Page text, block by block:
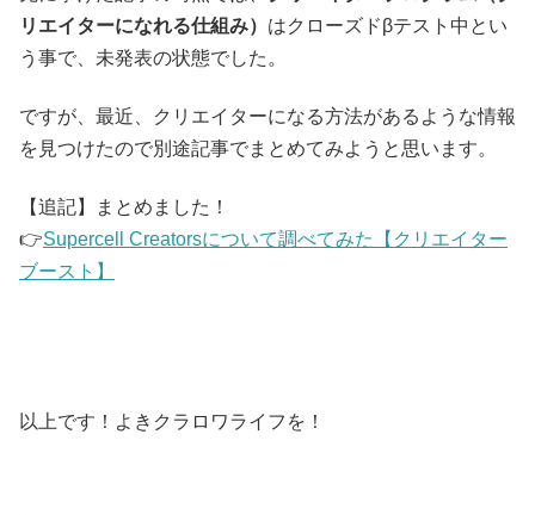
リエイターになれる仕組み） はクローズドβテスト中とい
う事で、未発表の状態でした。
ですが、最近、クリエイターになる方法があるような情報
を見つけたので別途記事でまとめてみようと思います。
【追記】まとめました！
👉Supercell Creatorsについて調べてみた【クリエイター
ブースト】
以上です！よきクラロワライフを！